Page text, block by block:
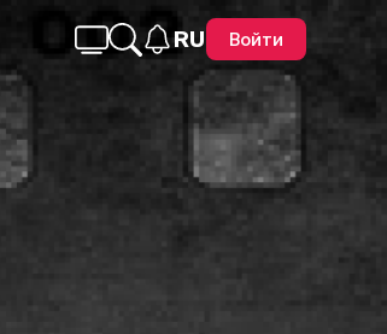
RU Войти